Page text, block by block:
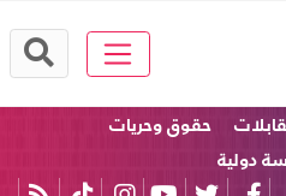
حقوق وحريات
دولية